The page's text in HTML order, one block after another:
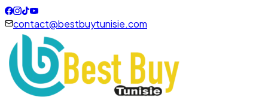
contact@bestbuytunisie.com